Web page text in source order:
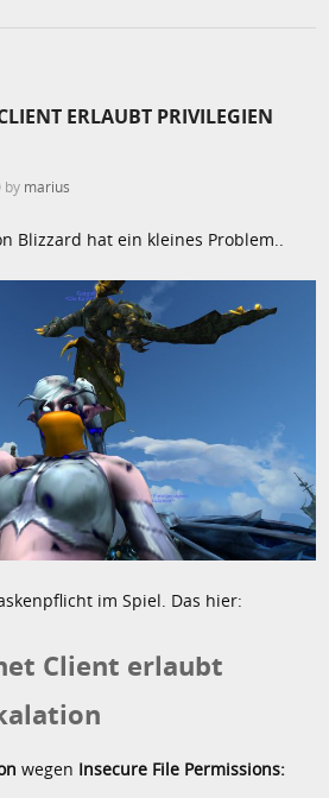
ERLAUBT PRIVILEGIEN
by marius
Blizzard hat ein kleines Problem..
im Spiel. Das hier:
Client erlaubt
wegen Insecure File Permissions: